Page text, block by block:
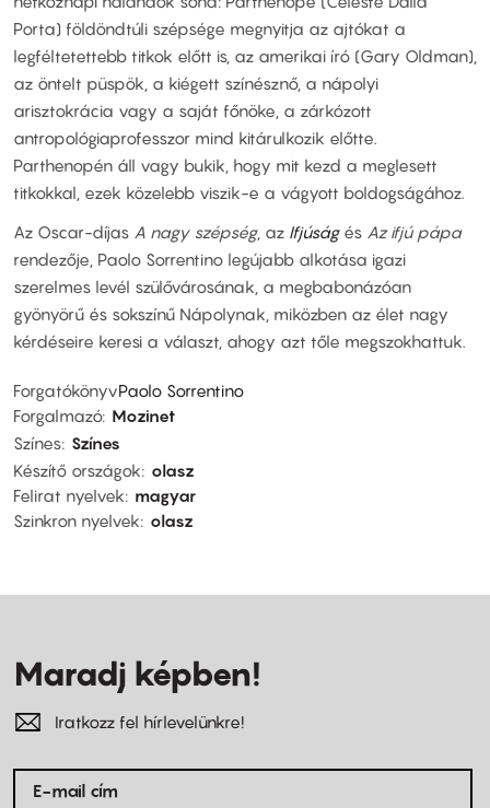
Porta) földöndtúli szépsége megnyitja az ajtókat a
legféltetettebb titkok előtt is, az amerikai író (Gary Oldman),
az öntelt püspök, a kiégett színésznő, a nápolyi
arisztokrácia vagy a saját főnöke, a zárkózott
antropológiaprofesszor mind kitárulkozik előtte.
Parthenopén áll vagy bukik, hogy mit kezd a meglesett
titkokkal, ezek közelebb viszik-e a vágyott boldogságához.
Az Oscar-díjas A nagy szépség, az Ifjúságés Az ifjú pápa
rendezője, Paolo Sorrentino legújabb alkotása igazi
szerelmes levél szülővárosának, a megbabonázóan
gyönyörű és sokszínű Nápolynak, miközben az élet nagy
kérdéseire keresi a választ, ahogy azt tőle megszokhattuk.
ForgatókönyvPaolo Sorrentino
Forgalmazó Mozinet
Színes Színes
Készítő országok
olasz
Felirat nyelvek
magyar
Szinkron nyelvek
olasz
Maradj képben!
Iratkozz fel hírlevelünkre!